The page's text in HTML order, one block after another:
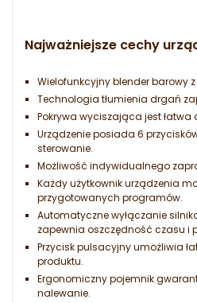
Najważniejsze cechy
Wielofunkcyjny blender barowy
Technologia tłumienia drgań
Pokrywa wyciszająca jest
Urządzenie posiada 6
sterowanie.
Możliwość indywidualnego
Każdy użytkownik urządzenia
przygotowanych programów.
Automatyczne wyłączanie
zapewnia oszczędność czasu i
Przycisk pulsacyjny umożliwia
produktu.
Ergonomiczny pojemnik
nalewanie.